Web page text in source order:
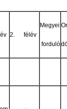
2. félév
Megyei
forduló